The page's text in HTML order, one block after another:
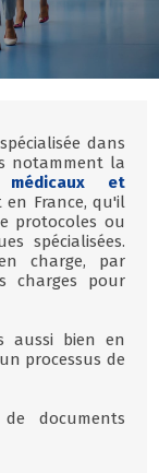
dans
notamment la
et
France, qu'il
protocoles ou
spécialisées.
charge, par
charges pour
aussi bien en
processus de
documents